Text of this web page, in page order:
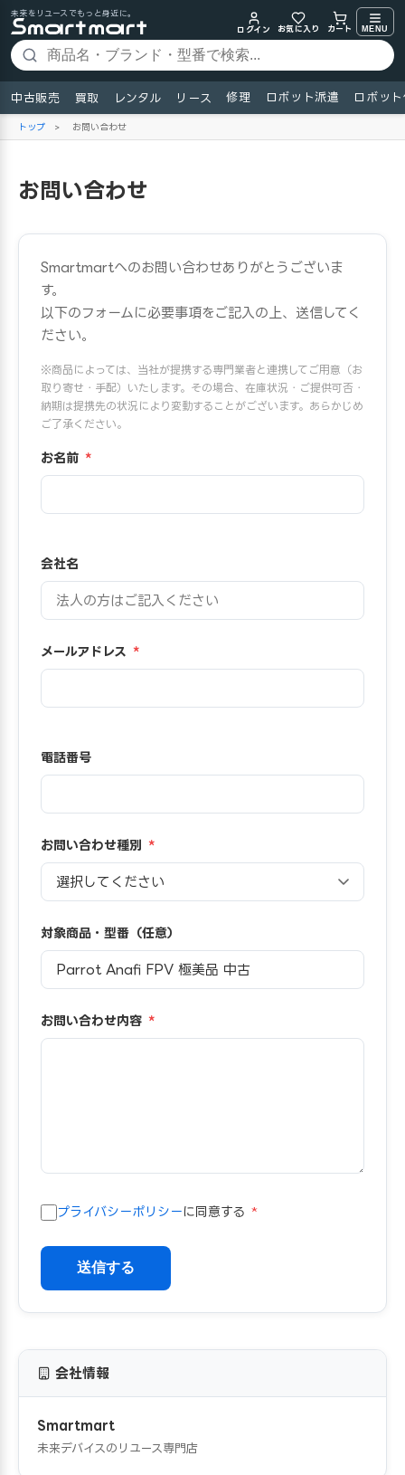
未来をリユースでもっと身近に。
ログイン
お気に入り カート MENU
中古販売 買取 レンタル リース 修理 ロボット派遣 ロボッ
トップ > お問い合わせ
お問い合わせ
Smartmartへのお問い合わせありがとうございま
す。
以下のフォームに必要事項をご記入の上、送信してく
ださい。
※商品によっては、当社が提携する専門業者と連携してご用意（お
取り寄せ・手配）いたします。その場合、在庫状況・ご提供可否・
納期は提携先の状況により変動することがございます。あらかじめ
ご了承ください。
お名前 *
会社名
メールアドレス *
電話番号
お問い合わせ種別 *
対象商品・型番（任意）
お問い合わせ内容 *
プライバシーポリシーに同意する *
送信する
会社情報
Smartmart
未来デバイスのリユース専門店